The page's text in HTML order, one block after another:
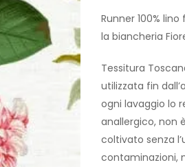
Runner 100%
la biancheria
Tessitura
utilizzata fin
ogni lavaggio lo
anallergico, non
coltivato senza
contaminazioni,